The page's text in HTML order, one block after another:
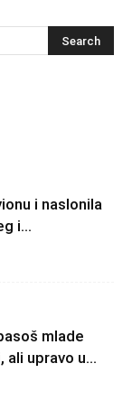
i naslonila
i...
mlade
upravo u...